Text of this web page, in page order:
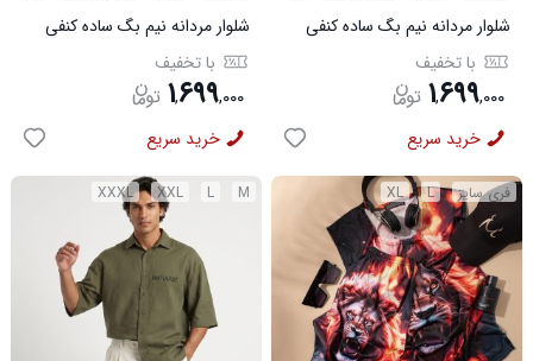
شلوار مردانه نیم بگ ساده کنفی
سرمه ای مدل 50998
با تخفیف
۱,۶۹۹,۰۰۰
خرید سریع
شلوار مردانه نیم بگ ساده کنفی
قهوه ای مدل 50999
با تخفیف
۱,۶۹۹,۰۰۰
خرید سریع
M
L
XXL
XXXL فری سایز L
XL